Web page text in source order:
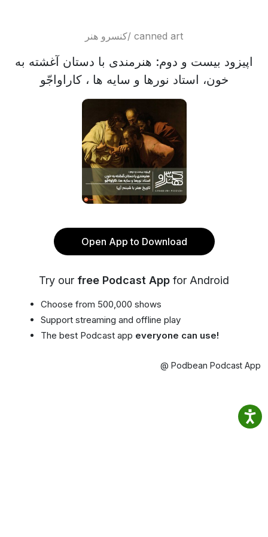
کنسرو هنر/ canned art
اپیزود بیست و دوم: هنرمندی با دستان آغشته به
خون، استاد نورها و سایه ها ، کاراواجّو
Open App to Download
Try our free Podcast App for Android
Choose from 500,000 shows
Support streaming and offline play
The best Podcast app everyone can use!
@ Podbean Podcast App